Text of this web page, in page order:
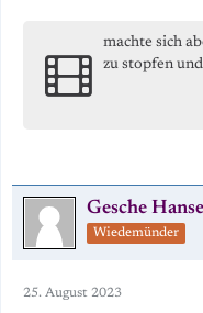
machte sich
zu stopfen
Gesche
Wiedemünder
25. August 2023